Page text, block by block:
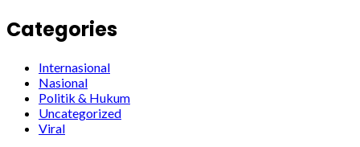
Categories
Internasional
Nasional
Politik & Hukum
Uncategorized
Viral